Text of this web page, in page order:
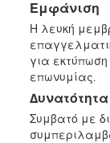
Εμφάνιση
Η λευκή
για
επωνυμίας.
Συμβατό με